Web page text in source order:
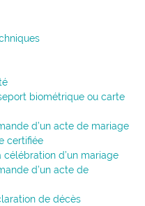
biométrique ou carte
d’un acte de mariage
certifiée
célébration d’un mariage
d’un acte de
de décès